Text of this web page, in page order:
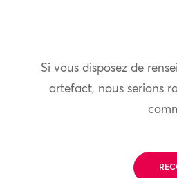
Si vous disposez de
artefact, nous serions